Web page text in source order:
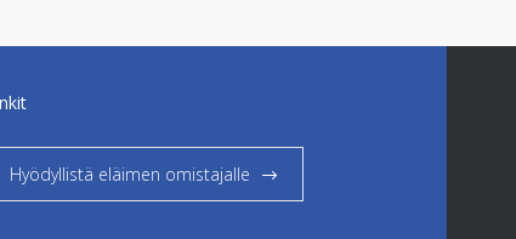
Hyödyllistä eläimen omistajalle